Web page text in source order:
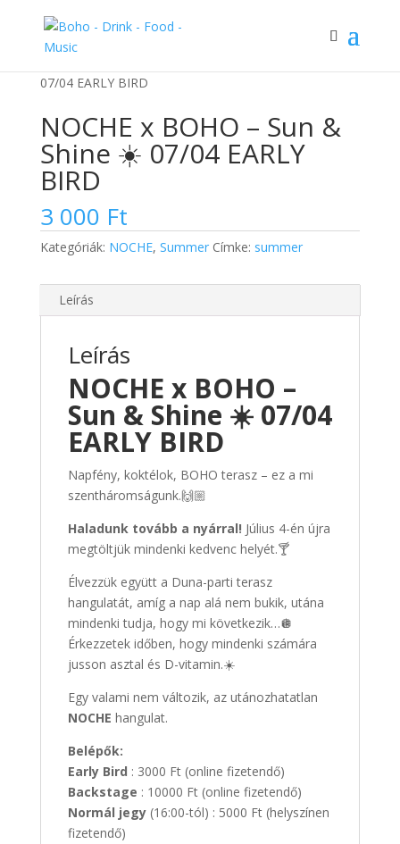
07/04 EARLY BIRD
NOCHE x BOHO – Sun &
Shine ☀️ 07/04 EARLY
BIRD
3 000 Ft
Kategóriák: NOCHE, Summer Címke: summer
Leírás
Leírás
NOCHE x BOHO –
Sun & Shine ☀️ 07/04
EARLY BIRD
Napfény, koktélok, BOHO terasz – ez a mi
szentháromságunk.🙌🏼
Haladunk tovább a nyárral! Július 4-én újra
megtöltjük mindenki kedvenc helyét.🍸
Élvezzük együtt a Duna-parti terasz
hangulatát, amíg a nap alá nem bukik, utána
mindenki tudja, hogy mi következik…🪩
Érkezzetek időben, hogy mindenki számára
jusson asztal és D-vitamin.☀️
Egy valami nem változik, az utánozhatatlan
NOCHE hangulat.
Belépők:
Early Bird : 3000 Ft (online fizetendő)
Backstage : 10000 Ft (online fizetendő)
Normál jegy(16:00-tól) : 5000 Ft (helyszínen
fizetendő)